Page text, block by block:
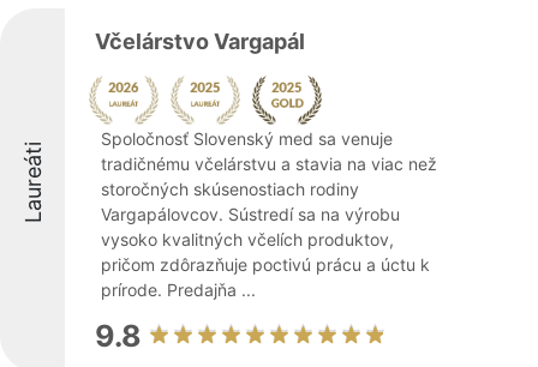
Laureáti
Včelárstvo Vargapál
Spoločnosť Slovenský med sa venuje
tradičnému včelárstvu a stavia na viac než
storočných skúsenostiach rodiny
Vargapálovcov. Sústredí sa na výrobu
vysoko kvalitných včelích produktov,
pričom zdôrazňuje poctivú prácu a úctu k
prírode. Predajňa ...
9.8